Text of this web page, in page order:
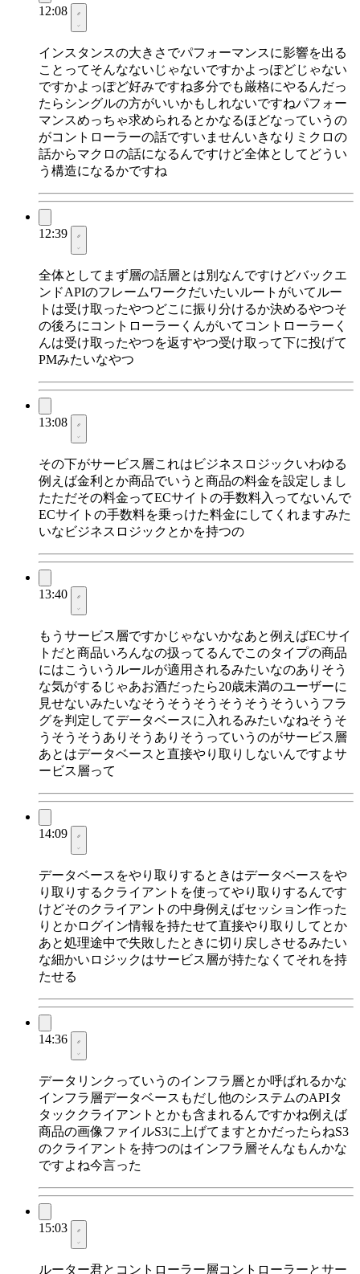
12:08
インスタンスの大きさでパフォーマンスに影響を出る
ことってそんなないじゃないですかよっぽどじゃない
ですかよっぽど好みですね多分でも厳格にやるんだっ
たらシングルの方がいいかもしれないですねパフォー
マンスめっちゃ求められるとかなるほどなっていうの
がコントローラーの話ですいませんいきなりミクロの
話からマクロの話になるんですけど全体としてどうい
う構造になるかですね
12:39
全体としてまず層の話層とは別なんですけどバックエ
ンドAPIのフレームワークだいたいルートがいてルー
トは受け取ったやつどこに振り分けるか決めるやつそ
の後ろにコントローラーくんがいてコントローラーく
んは受け取ったやつを返すやつ受け取って下に投げて
PMみたいなやつ
13:08
その下がサービス層これはビジネスロジックいわゆる
例えば金利とか商品でいうと商品の料金を設定しまし
たただその料金ってECサイトの手数料入ってないんで
ECサイトの手数料を乗っけた料金にしてくれますみた
いなビジネスロジックとかを持つの
13:40
もうサービス層ですかじゃないかなあと例えばECサイ
トだと商品いろんなの扱ってるんでこのタイプの商品
にはこういうルールが適用されるみたいなのありそう
な気がするじゃあお酒だったら20歳未満のユーザーに
見せないみたいなそうそうそうそうそうそういうフラ
グを判定してデータベースに入れるみたいなねそうそ
うそうそうありそうありそうっていうのがサービス層
あとはデータベースと直接やり取りしないんですよサ
ービス層って
14:09
データベースをやり取りするときはデータベースをや
り取りするクライアントを使ってやり取りするんです
けどそのクライアントの中身例えばセッション作った
りとかログイン情報を持たせて直接やり取りしてとか
あと処理途中で失敗したときに切り戻しさせるみたい
な細かいロジックはサービス層が持たなくてそれを持
たせる
14:36
データリンクっていうのインフラ層とか呼ばれるかな
インフラ層データベースもだし他のシステムのAPIタ
タッククライアントとかも含まれるんですかね例えば
商品の画像ファイルS3に上げてますとかだったらねS3
のクライアントを持つのはインフラ層そんなもんかな
ですよね今言った
15:03
ルーター君とコントローラー層コントローラーとサー